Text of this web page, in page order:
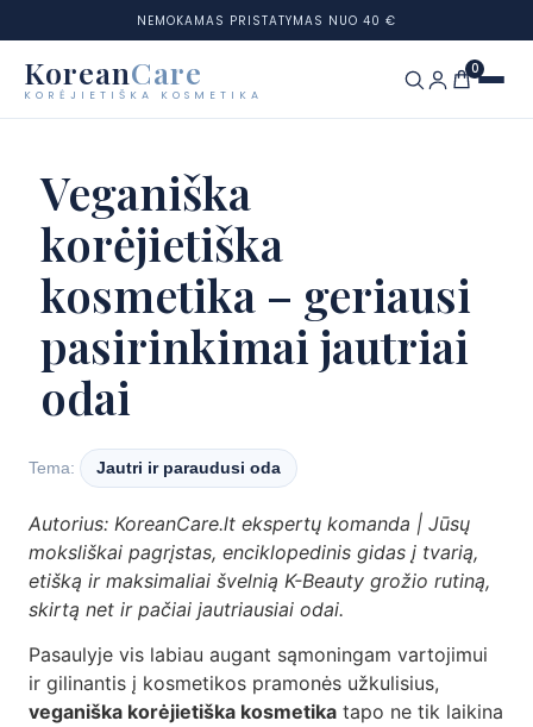
NEMOKAMAS PRISTATYMAS NUO 40 €
KoreanCare
KORĖJIETIŠKA KOSMETIKA
0
Kategorijos
Odos tipai
Rinkiniai
Odos testas
Tinklaraštis
DUK
Kontaktai
Apsipirkti
turinioVeganiška
korėjietiška
kosmetika – geriausi
pasirinkimai jautriai
odai
Tema: Jautri ir paraudusi oda
Autorius: KoreanCare.lt ekspertų komanda | Jūsų
moksliškai pagrįstas, enciklopedinis gidas į tvarią,
etišką ir maksimaliai švelnią K-Beauty grožio rutiną,
skirtą net ir pačiai jautriausiai odai.
Pasaulyje vis labiau augant sąmoningam vartojimui
ir gilinantis į kosmetikos pramonės užkulisius,
veganiška korėjietiška kosmetika tapo ne tik laikina